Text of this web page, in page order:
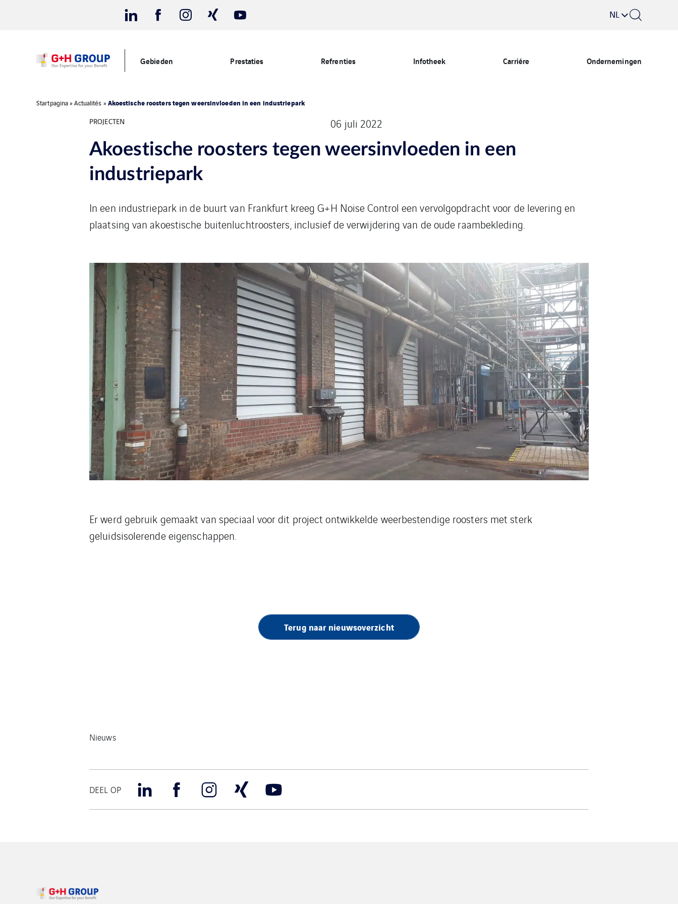
NL
Gebieden Prestaties Refrenties Infotheek Carriére Ondernemingen
Startpagina»Actualités »Akoestische roosters tegen weersinvloeden in een industriepark
PROJECTEN
06 juli 2022
Akoestische roosters tegen weersinvloeden in een
industriepark
In een industriepark in de buurt van Frankfurt kreeg G+H Noise Control een vervolgopdracht voor de levering en
plaatsing van akoestische buitenluchtroosters, inclusief de verwijdering van de oude raambekleding.
Er werd gebruik gemaakt van speciaal voor dit project ontwikkelde weerbestendige roosters met sterk
geluidsisolerende eigenschappen.
Terug naar nieuwsoverzicht
Nieuws
DEEL OP